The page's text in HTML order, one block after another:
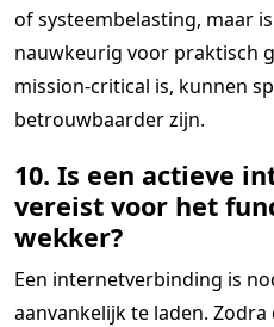
of systeembelasting, maar
nauwkeurig voor praktisch
mission-critical is, kunnen
betrouwbaarder zijn.
10. Is een actieve
vereist voor het
wekker?
Een internetverbinding is
aanvankelijk te laden.